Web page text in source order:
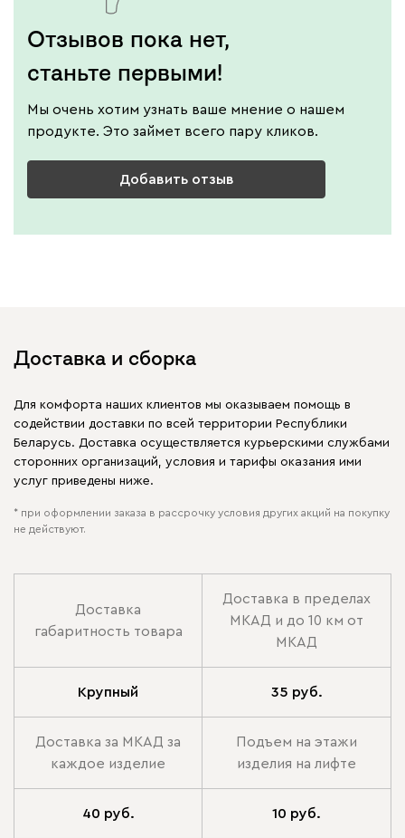
Отзывов пока нет,
станьте первыми!
Мы очень хотим узнать ваше мнение о нашем
продукте. Это займет всего пару кликов.
Добавить отзыв
Доставка и сборка
Для комфорта наших клиентов мы оказываем помощь в
содействии доставки по всей территории Республики
Беларусь. Доставка осуществляется курьерскими службами
сторонних организаций, условия и тарифы оказания ими
услуг приведены ниже.
* при оформлении заказа в рассрочку условия других акций на покупку
не действуют.
Доставка
габаритность товара
Доставка в пределах
МКАД и до 10 км от
МКАД
Крупный 35 руб.
Доставка за МКАД за
каждое изделие
Подъем на этажи
изделия на лифте
40 руб. 10 руб.